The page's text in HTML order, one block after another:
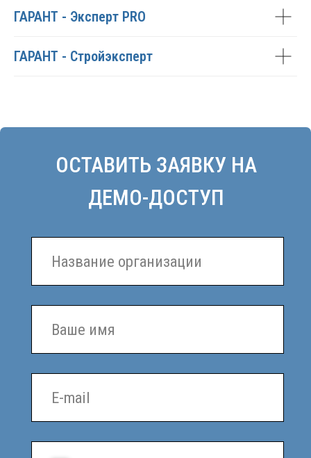
ГАРАНТ - Эксперт PRO
ГАРАНТ - Стройэксперт
Политикой конфиденциальности
ОТПРАВИТЬ